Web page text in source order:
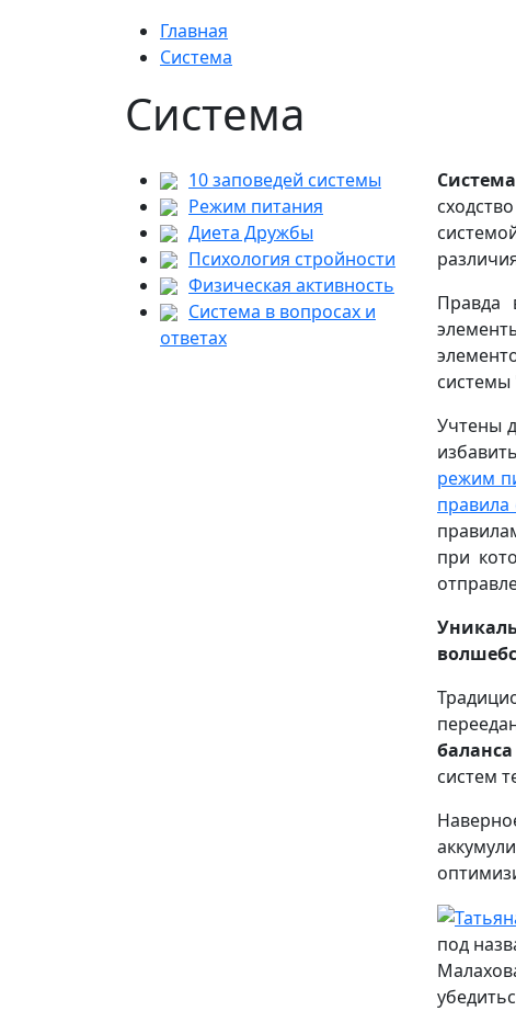
Главная
Система
Система
Правда
Учтены
режим
правила
при
баланса
систем
под
10 заповедей системы
Режим питания
Диета Дружбы
Психология стройности
Физическая активность
Система в вопросах и
ответах